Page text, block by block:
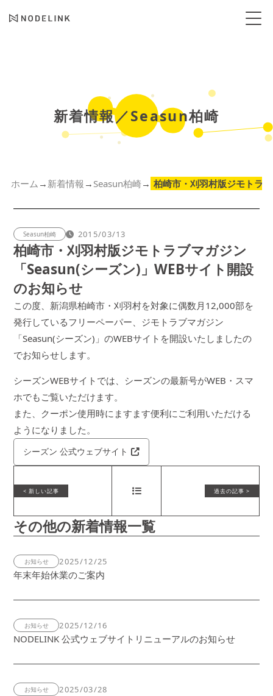
新着情報／Seasun柏崎
ホーム → 新着情報 → Seasun柏崎→ 柏崎市・刈羽村版ジモトラ
柏崎市・刈羽村版ジモトラブマガジン
「Seasun(シーズン)」WEBサイト開設
のお知らせ
Seasun柏崎 2015/03/13
この度、新潟県柏崎市・刈羽村を対象に偶数月12,000部を
発行しているフリーペーパー、ジモトラブマガジン
「Seasun(シーズン)」のWEBサイトを開設いたしましたの
でお知らせします。
シーズンWEBサイトでは、シーズンの最新号がWEB・スマ
ホでもご覧いただけます。
また、クーポン使用時にますます便利にご利用いただける
ようになりました。
シーズン 公式ウェブサイト
その他の新着情報一覧
お知らせ 2025/12/25
年末年始休業のご案内
お知らせ 2025/12/16
NODELINK 公式ウェブサイトリニューアルのお知らせ
お知らせ 2025/03/28